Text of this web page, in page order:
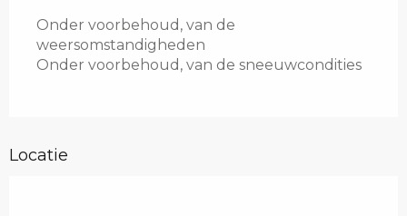
Onder voorbehoud, van de
weersomstandigheden
Onder voorbehoud, van de sneeuwcondities
Locatie